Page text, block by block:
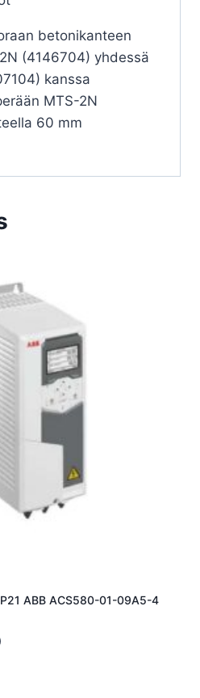
betonikanteen
(4146704) yhdessä
kanssa
MTS-2N
60 mm
ABB ACS580-01-09A5-4